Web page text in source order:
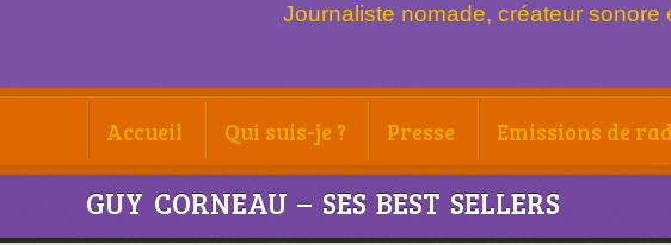
Journaliste nomade, créateur sonore
Accueil Qui suis-je ? Presse Emissions de
GUY CORNEAU – SES BEST SELLERS